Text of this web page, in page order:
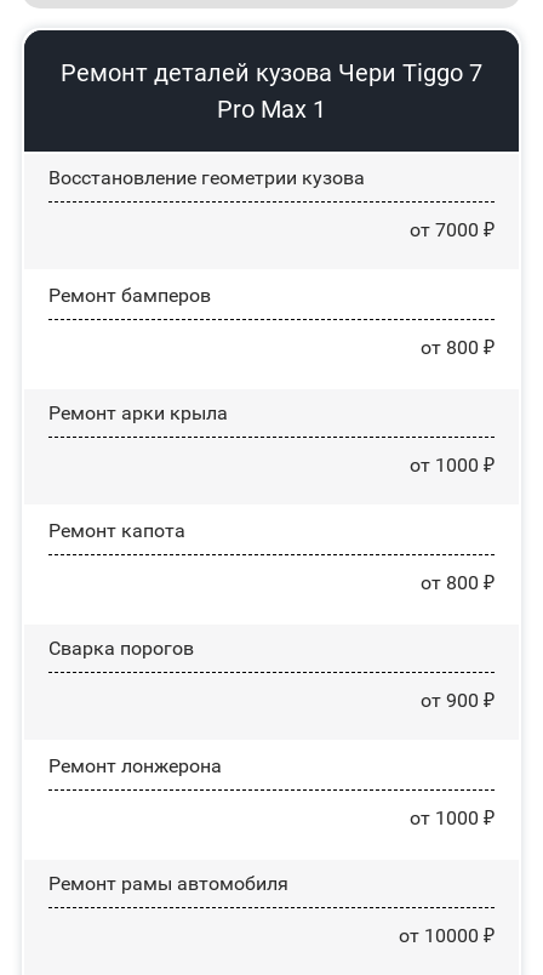
Ремонт деталей кузова Чери Tiggo 7
Pro Max 1
Восстановление геометрии кузова
от 7000 ₽
Ремонт бамперов
от 800 ₽
Ремонт арки крыла
от 1000 ₽
Ремонт капота
от 800 ₽
Сварка порогов
от 900 ₽
Ремонт лонжерона
от 1000 ₽
Ремонт рамы автомобиля
от 10000 ₽